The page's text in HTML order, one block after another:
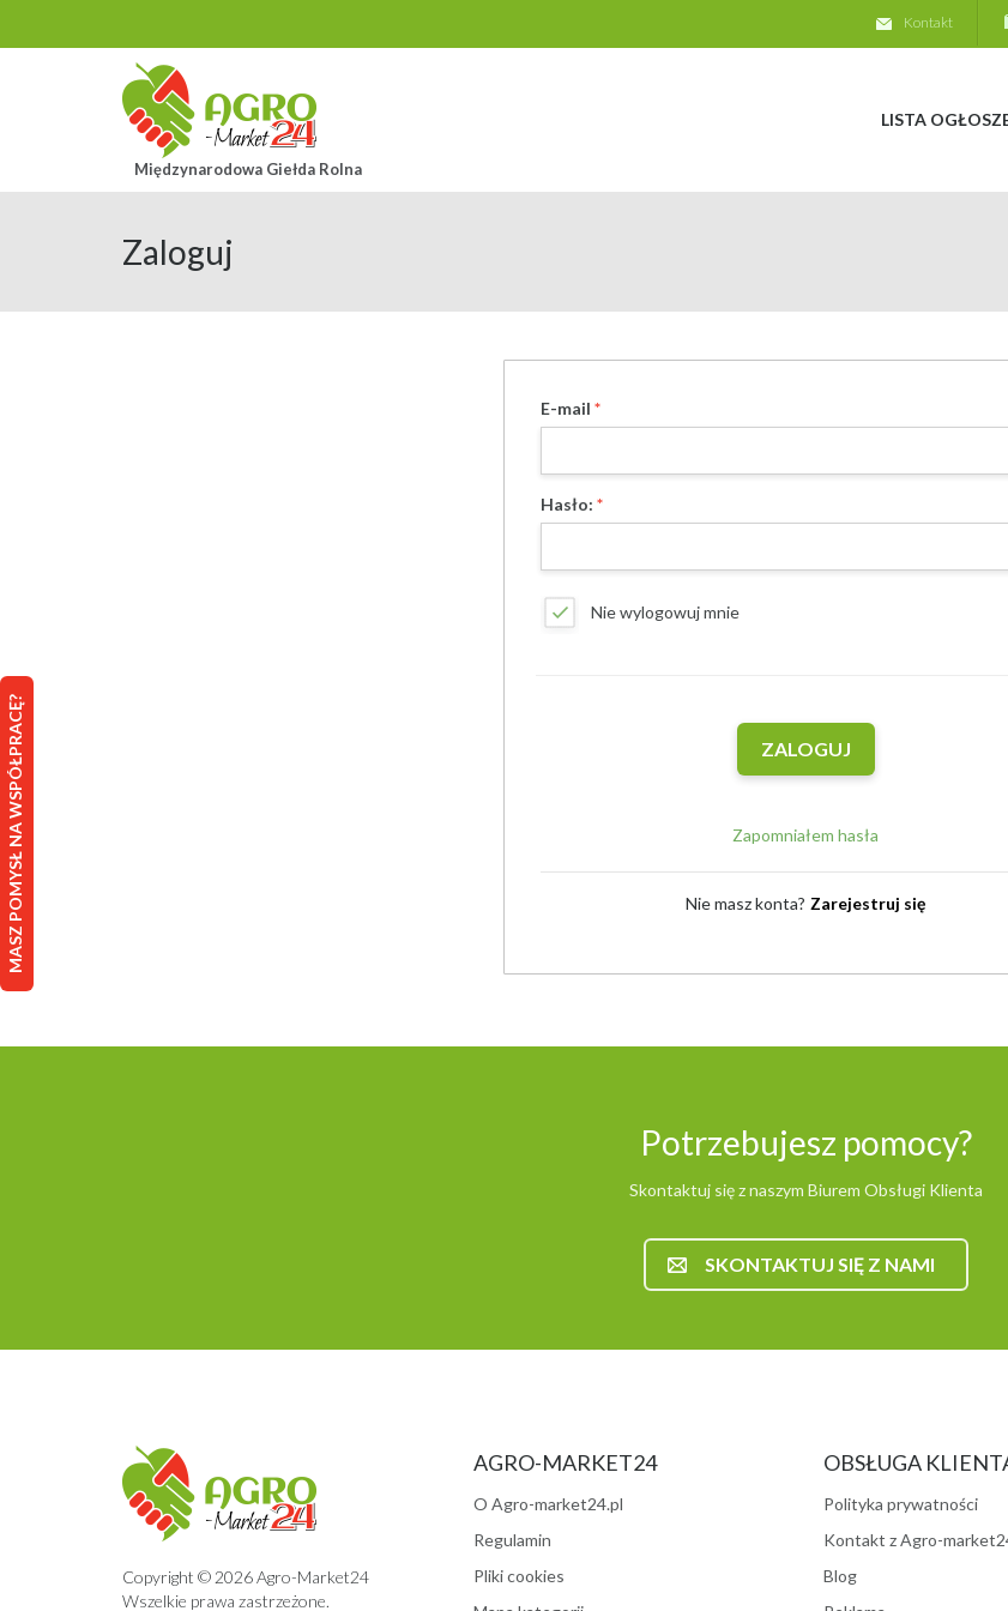
Kontakt
Międzynarodowa Giełda Rolna
LISTA
Zaloguj
E-mail
Hasło:
Nie wylogowuj mnie
Zapomniałem hasła
Nie masz konta? Zarejestruj się
Potrzebujesz pomocy?
Skontaktuj się z naszym Biurem Obsługi Klienta
SKONTAKTUJ SIĘ Z NAMI
Copyright © 2026 Agro-Market24
Wszelkie prawa zastrzeżone.
AGRO-MARKET24
O Agro-market24.pl
Regulamin
Pliki cookies
OBSŁUGA
Polityka prywatności
Kontakt z Agro-
Blog
MASZ POMYSŁ NA WSPÓŁPRACĘ?